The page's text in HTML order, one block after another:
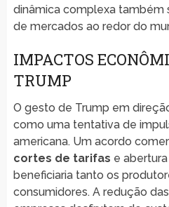
dinâmica complexa também
de mercados ao redor do
IMPACTOS
TRUMP
O gesto de Trump em
como uma tentativa de
americana. Um acordo
cortes de tarifas e
beneficiaria tanto os
consumidores. A redução